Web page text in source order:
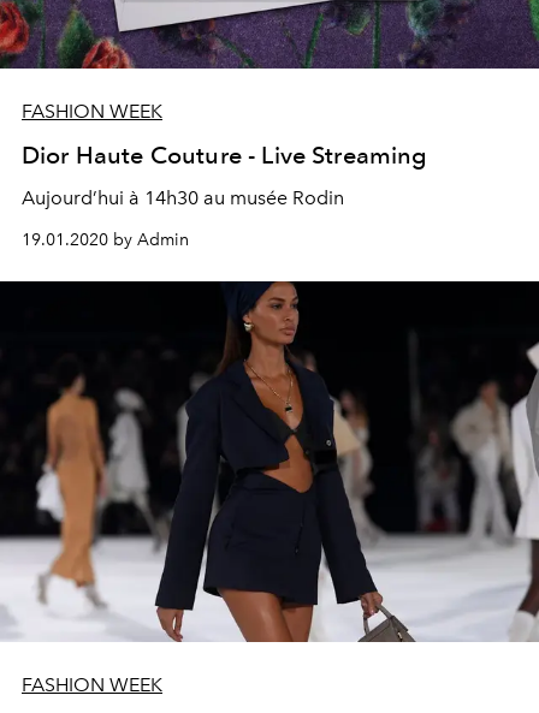
FASHION WEEK
Dior Haute Couture - Live Streaming
Aujourd’hui à 14h30 au musée Rodin
19.01.2020 by Admin
FASHION WEEK